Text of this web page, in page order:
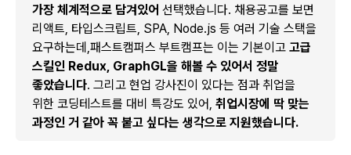
가장 체계적으로 담겨있어 선택했습니다. 채용공고를 보면
리액트, 타입스크립트, SPA, Node.js 등 여러 기술 스택을
요구하는데,패스트캠퍼스 부트캠프는 이는 기본이고 고급
스킬인 Redux, GraphGL을 해볼 수 있어서 정말
좋았습니다. 그리고 현업 강사진이 있다는 점과 취업을
위한 코딩테스트를 대비 특강도 있어, 취업시장에 딱 맞는
과정인 거 같아 꼭 붙고 싶다는 생각으로 지원했습니다.